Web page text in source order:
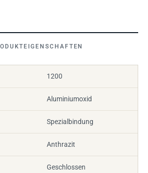
1200
Aluminiumoxid
Spezialbindung
Anthrazit
Geschlossen